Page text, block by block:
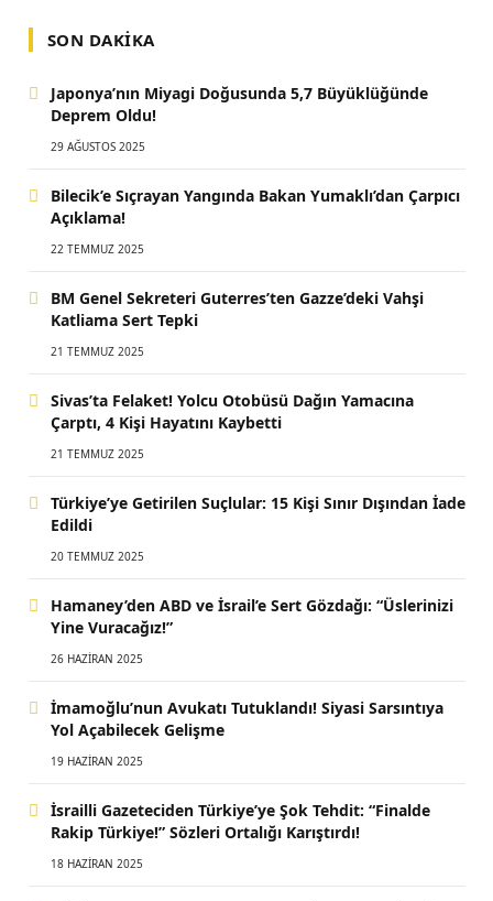
SON DAKIKA
Japonya’nın Miyagi Doğusunda 5,7 Büyüklüğünde
Deprem Oldu!
29 AĞUSTOS 2025
Bilecik’e Sıçrayan Yangında Bakan Yumaklı’dan Çarpıcı
Açıklama!
22 TEMMUZ 2025
BM Genel Sekreteri Guterres’ten Gazze’deki Vahşi
Katliama Sert Tepki
21 TEMMUZ 2025
Sivas’ta Felaket! Yolcu Otobüsü Dağın Yamacına
Çarptı, 4 Kişi Hayatını Kaybetti
21 TEMMUZ 2025
Türkiye’ye Getirilen Suçlular: 15 Kişi Sınır Dışından İade
Edildi
20 TEMMUZ 2025
Hamaney’den ABD ve İsrail’e Sert Gözdağı: “Üslerinizi
Yine Vuracağız!”
26 HAZIRAN 2025
İmamoğlu’nun Avukatı Tutuklandı! Siyasi Sarsıntıya
Yol Açabilecek Gelişme
19 HAZIRAN 2025
İsrailli Gazeteciden Türkiye’ye Şok Tehdit: “Finalde
Rakip Türkiye!” Sözleri Ortalığı Karıştırdı!
18 HAZIRAN 2025